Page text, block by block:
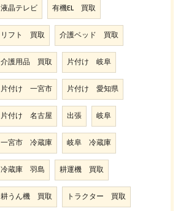
液晶テレビ 有機EL 買取
リフト 買取 介護ベッド 買取
介護用品 買取 片付け 岐阜
片付け 一宮市 片付け 愛知県
片付け 名古屋 出張 岐阜
一宮市 冷蔵庫 岐阜 冷蔵庫
冷蔵庫 羽島 耕運機 買取
耕うん機 買取 トラクター 買取